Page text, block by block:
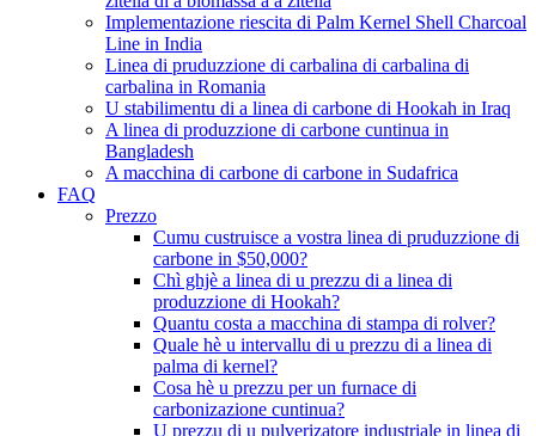
Implementazione riescita di Palm Kernel Shell Charcoal
Line in India
Linea di pruduzzione di carbalina di carbalina di
carbalina in Romania
U stabilimentu di a linea di carbone di Hookah in Iraq
A linea di produzzione di carbone cuntinua in
Bangladesh
A macchina di carbone di carbone in Sudafrica
FAQ
Prezzo
Cumu custruisce a vostra linea di pruduzzione di
carbone in $50,000?
Chì ghjè a linea di u prezzu di a linea di
produzzione di Hookah?
Quantu costa a macchina di stampa di rolver?
Quale hè u intervallu di u prezzu di a linea di
palma di kernel?
Cosa hè u prezzu per un furnace di
carbonizazione cuntinua?
U prezzu di u pulverizatore industriale in linea di